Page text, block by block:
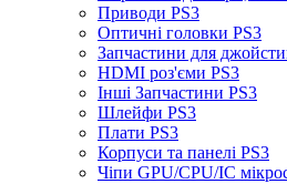
Приводи PS3
Оптичні головки PS3
Запчастини для
HDMI роз'єми PS3
Інші Запчастини PS3
Шлейфи PS3
Плати PS3
Корпуси та панелі PS3
Чіпи GPU/CPU/IC